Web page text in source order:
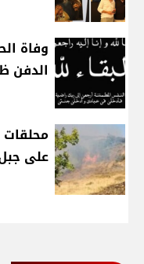
وفاة
الدفن ظهر
محلقات
على